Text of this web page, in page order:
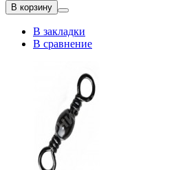
В корзину
В закладки
В сравнение